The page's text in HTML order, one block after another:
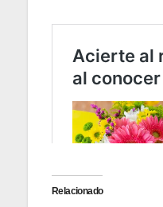
Relacionado